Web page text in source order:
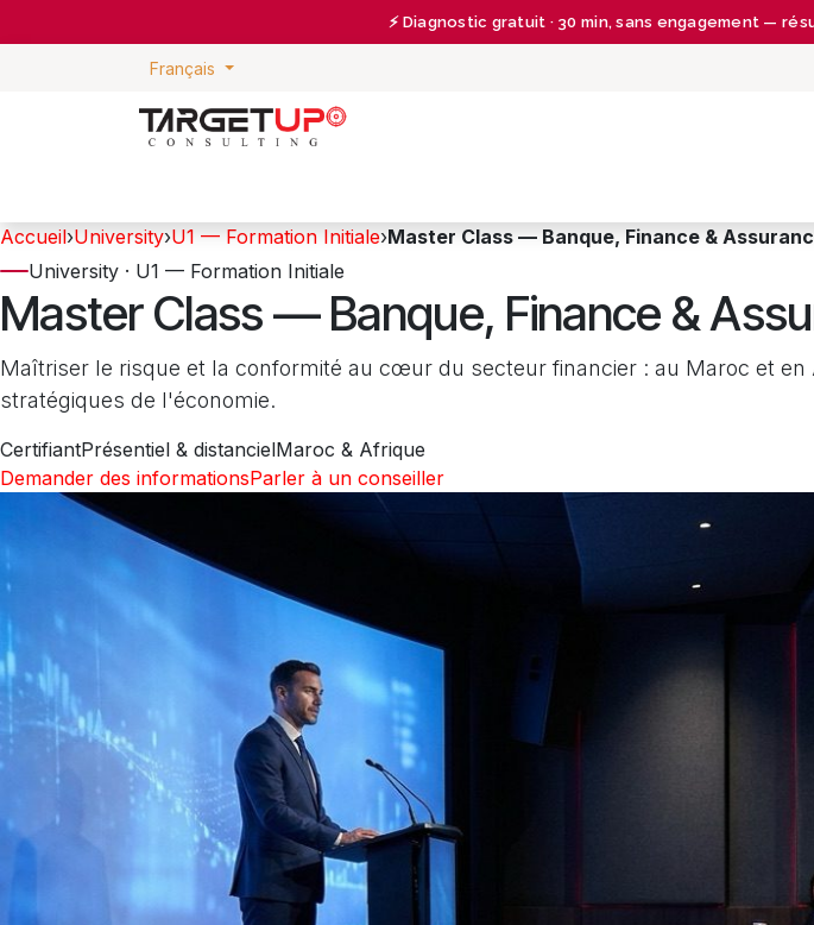
⚡ Diagnostic gratuit · 30 min, sans engagement —
Français
Accueil›University›U1 — Formation Initiale›Master Class — Banque, Finance &
University · U1 — Formation Initiale
Master Class — Banque, Finance &
Maîtriser le risque et la conformité au cœur du secteur financier : au Maroc et
stratégiques de l'économie.
CertifiantPrésentiel & distancielMaroc & Afrique
Demander des informationsParler à un conseiller